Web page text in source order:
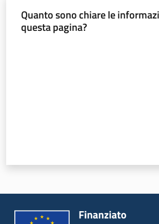
vigilanza
INAIL
Quanto sono chiare le
questa pagina?